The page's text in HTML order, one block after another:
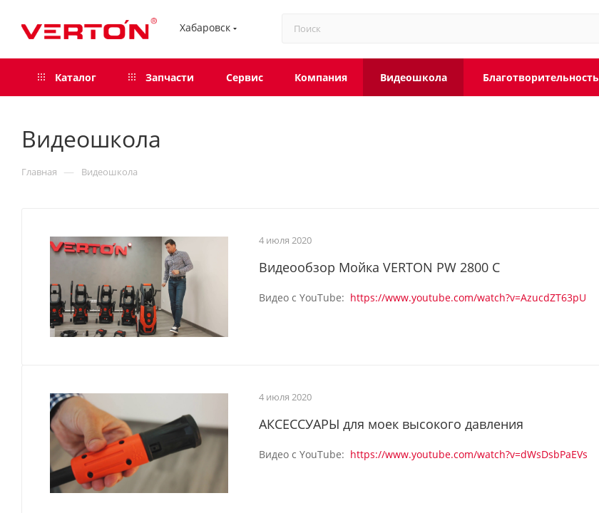
Хабаровск
Каталог Запчасти Сервис Компания Видеошкола Благотворительность
Видеошкола
Главная — Видеошкола
4 июля 2020
Видеообзор Мойка VERTON PW 2800 C
Видео с YouTube: https://www.youtube.com/watch?v=AzucdZT63pU
4 июля 2020
АКСЕССУАРЫ для моек высокого давления
Видео с YouTube: https://www.youtube.com/watch?v=dWsDsbPaEVs